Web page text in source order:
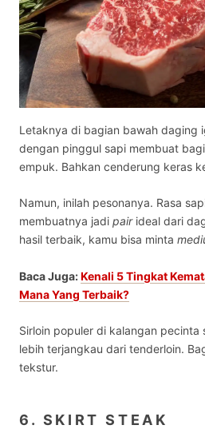
Letaknya di bagian bawah daging
dengan pinggul sapi membuat
empuk. Bahkan cenderung keras
Namun, inilah pesonanya. Rasa
membuatnya jadi pairideal dari
hasil terbaik, kamu bisa minta
Baca Juga:Kenali 5 Tingkat
Mana Yang Terbaik?
Sirloin populer di kalangan pecinta
lebih terjangkau dari tenderloin.
tekstur.
6. SKIRT STEAK